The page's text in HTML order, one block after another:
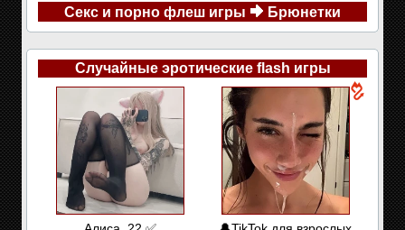
Секс и порно флеш игры Брюнетки
Случайные эротические flash игры